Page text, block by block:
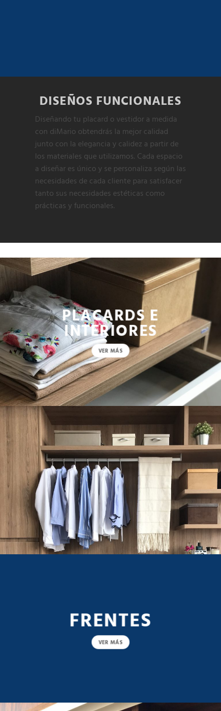
DISEÑOS FUNCIONALES
Diseñando tu placard o vestidor a medida
con diMario obtendrás la mejor calidad
junto con la elegancia y calidez a partir de
los materiales que utilizamos. Cada espacio
a diseñar es único y se personaliza según las
necesidades de cada cliente para satisfacer
tanto sus necesidades estéticas como
prácticas y funcionales.
PLACARDS E
INTERIORES
VER MÁS
FRENTES
VER MÁS